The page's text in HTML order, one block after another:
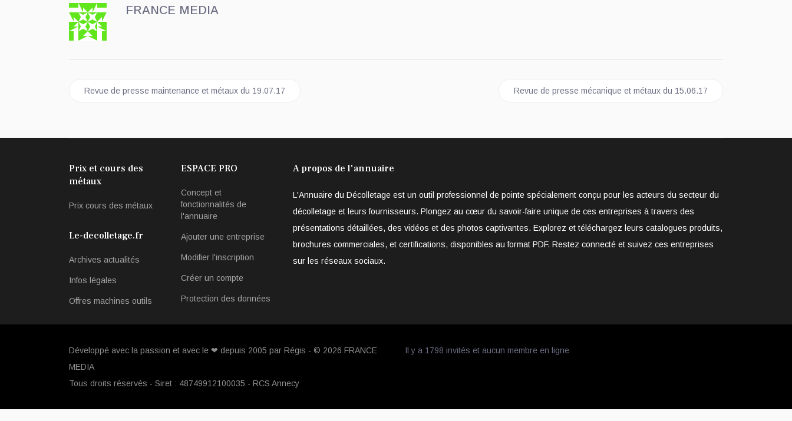
FRANCE MEDIA
Article précédent : Revue de presse maintenance et métaux du 19.07.17
Revue de presse maintenance et métaux du 19.07.17 Article suivant : Revue de presse mécanique et métaux du 15.06.17
Revue de presse mécanique et métaux du 15.06.17
Prix et cours des
métaux
Prix cours des métaux
Le-decolletage.fr
Archives actualités
Infos légales
Offres machines outils
ESPACE PRO
Concept et
fonctionnalités de
l'annuaire
Ajouter une entreprise
Modifier l'inscription
Créer un compte
Protection des données
A propos de l'annuaire
L'Annuaire du Décolletage est un outil professionnel de pointe spécialement conçu pour les acteurs du secteur du
décolletage et leurs fournisseurs. Plongez au cœur du savoir-faire unique de ces entreprises à travers des
présentations détaillées, des vidéos et des photos captivantes. Explorez et téléchargez leurs catalogues produits,
brochures commerciales, et certifications, disponibles au format PDF. Restez connecté et suivez ces entreprises
sur les réseaux sociaux.
Développé avec la passion et avec le ❤ depuis 2005 par Régis - © 2026 FRANCE
MEDIA
Tous droits réservés - Siret : 48749912100035 - RCS Annecy
Il y a 1798 invités et aucun membre en ligne